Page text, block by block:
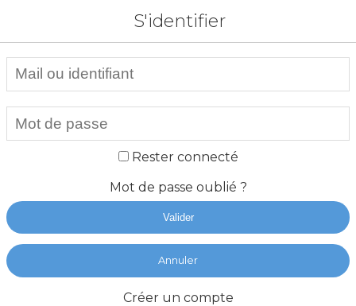
S'identifier
Rester connecté
Mot de passe oublié ?
Valider
Annuler
Créer un compte